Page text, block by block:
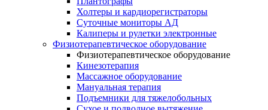
Холтеры и кардиорегистраторы
Суточные мониторы АД
Калиперы и рулетки электронные
Физиотерапевтическое оборудование
Физиотерапевтическое оборудование
Кинезотерапия
Массажное оборудование
Мануальная терапия
Подъемники для тяжелобольных